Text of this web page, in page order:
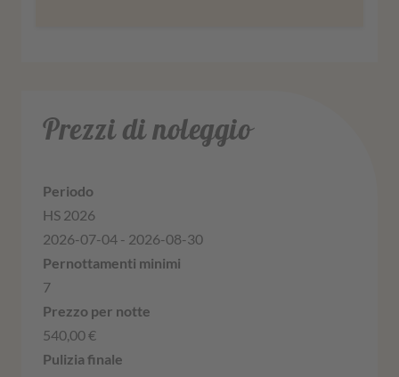
Prezzi di noleggio
HS 2026
2026-07-04 - 2026-08-30
7
540,00 €